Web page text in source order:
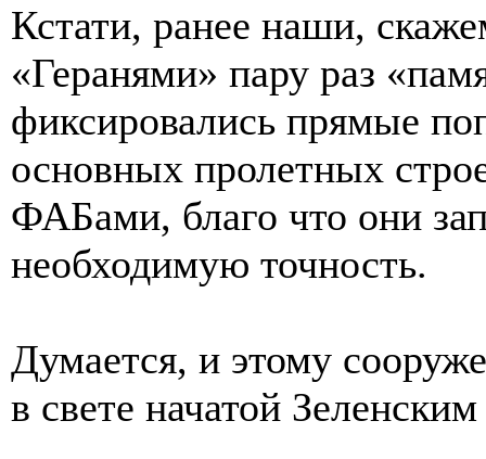
Кстати, ранее наши,
«Геранями» пару раз
фиксировались прямые
основных пролетных
ФАБами, благо что они
необходимую точность.
Думается, и этому
в свете начатой